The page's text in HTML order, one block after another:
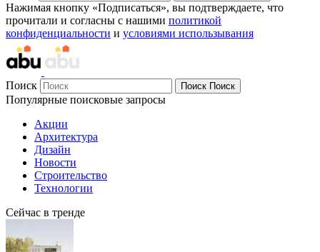
Нажимая кнопку «Подписаться», вы подтверждаете, что
прочитали и согласны с нашими политикой
конфиденциальности и условиями использывания
Поиск Поиск Поиск
Популярные поисковые запросы
Акции
Архитектура
Дизайн
Новости
Строительство
Технологии
Сейчас в тренде